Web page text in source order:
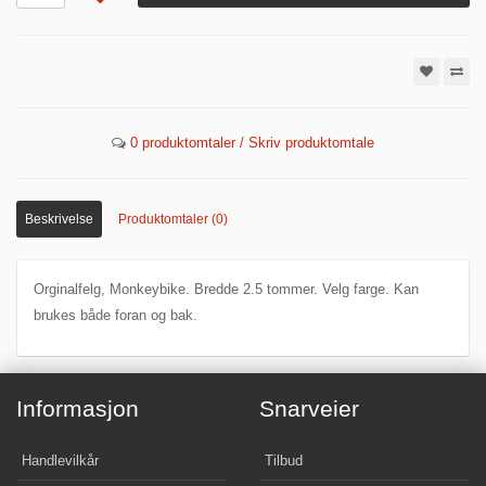
0 produktomtaler / Skriv produktomtale
Beskrivelse Produktomtaler (0)
Orginalfelg, Monkeybike. Bredde 2.5 tommer. Velg farge. Kan
brukes både foran og bak.
Informasjon
Handlevilkår
Snarveier
Tilbud